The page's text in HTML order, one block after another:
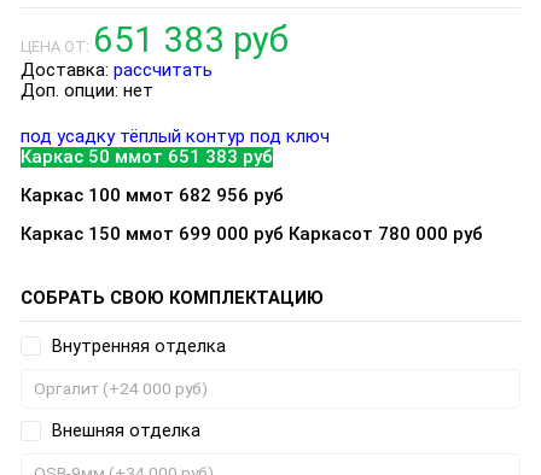
ЦЕНА ОТ: 651 383 руб
Доставка: рассчитать
Доп. опции: нет
под усадку тёплый контур под ключ
Каркас 50 ммот 651 383 руб
Каркас 100 ммот 682 956 руб
Каркас 150 ммот 699 000 руб Каркасот 780 000 руб
СОБРАТЬ СВОЮ КОМПЛЕКТАЦИЮ
Внутренняя отделка
Внешняя отделка